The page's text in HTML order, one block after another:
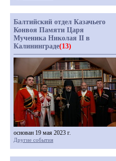
Балтийский отдел Казачьего
Конвоя Памяти Царя
Мученика Николая II в
Калининграде(13)
основан 19 мая 2023 г.
Другие события